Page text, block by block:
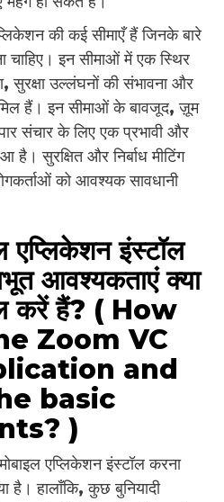
की कई सीमाएँ हैं जिनके बारे
चाहिए। इन सीमाओं में एक स्थिर
सुरक्षा उल्लंघनों की संभावना और
हैं। इन सीमाओं के बावजूद, ज़ूम
संचार के लिए एक प्रभावी और
सुरक्षित और निर्बाध मीटिंग
को आवश्यक सावधानी
एप्लिकेशन इंस्टॉल
आवश्यकताएं क्या
करें हैं? ( How
Zoom VC
and
basic
)
एप्लिकेशन इंस्टॉल करना
है। हालाँकि, कुछ बुनियादी